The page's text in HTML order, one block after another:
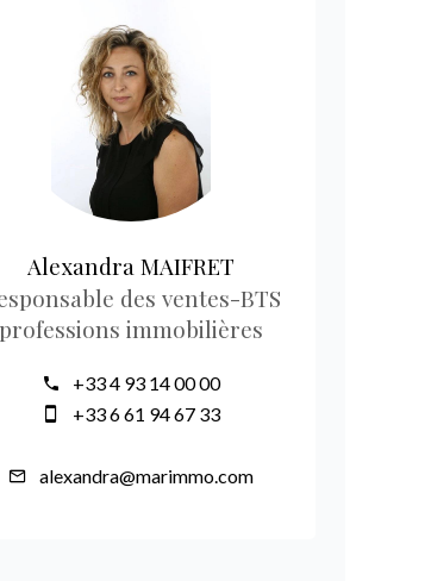
Alexandra MAIFRET
des ventes-BTS
professions immobilières
+33 4 93 14 00 00
+33 6 61 94 67 33
alexandra@marimmo.com